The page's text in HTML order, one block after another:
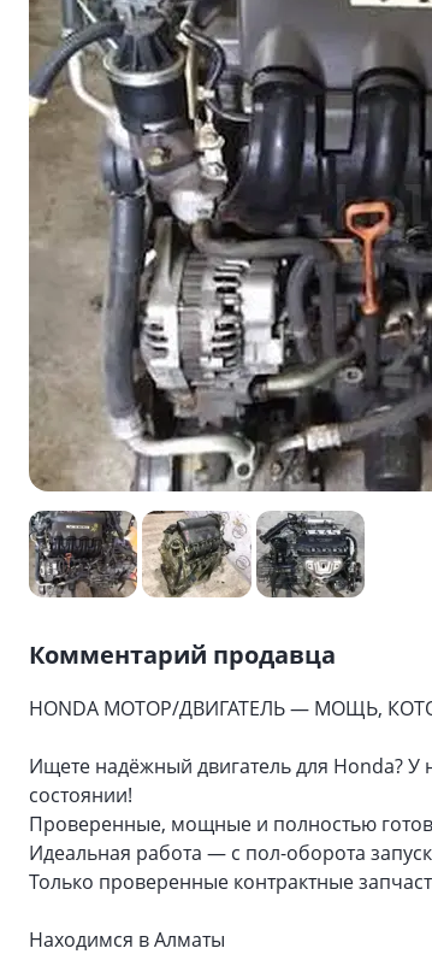
Комментарий продавца
HONDA МОТОР/ДВИГАТЕЛЬ — МОЩЬ,
Ищете надёжный двигатель для Honda?
состоянии!
Проверенные, мощные и полностью
Идеальная работа — с пол-оборота
Только проверенные контрактные
Находимся в Алматы